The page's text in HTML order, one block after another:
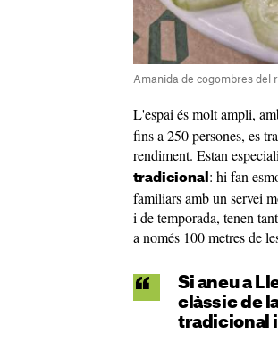
Amanida de cogombres del
L'espai és molt ampli,
fins a 250 persones, es
rendiment. Estan
tradicional : hi fan
familiars amb un servei
i de temporada, tenen
a només 100 metres de
Si aneu a
clàssic de
tradicional